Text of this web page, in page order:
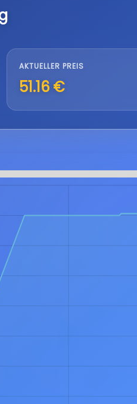
AKTUELLER PREIS
51.16 €